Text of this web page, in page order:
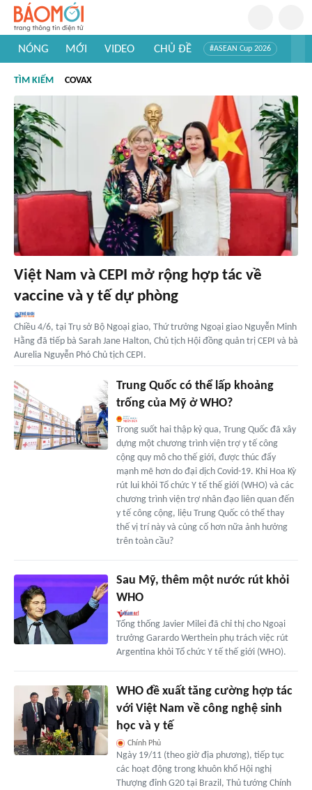
NÓNG MỚI VIDEO CHỦ ĐỀ #ASEAN Cup 2026
#Khám phá thế giới
TÌM KIẾM COVAX
Việt Nam và CEPI mở rộng hợp tác về
vaccine và y tế dự phòng
Chiều 4/6, tại Trụ sở Bộ Ngoại giao, Thứ trưởng Ngoại giao Nguyễn Minh
Hằng đã tiếp bà Sarah Jane Halton, Chủ tịch Hội đồng quản trị CEPI và bà
Aurelia Nguyễn Phó Chủ tịch CEPI.
Trung Quốc có thể lấp khoảng
trống của Mỹ ở WHO?
Trong suốt hai thập kỷ qua, Trung Quốc đã xây
dựng một chương trình viện trợ y tế công
cộng quy mô cho thế giới, được thúc đẩy
mạnh mẽ hơn do đại dịch Covid-19. Khi Hoa Kỳ
rút lui khỏi Tổ chức Y tế thế giới (WHO) và các
chương trình viện trợ nhân đạo liên quan đến
y tế công cộng, liệu Trung Quốc có thể thay
thế vị trí này và củng cố hơn nữa ảnh hưởng
trên toàn cầu?
Sau Mỹ, thêm một nước rút khỏi
WHO
Tổng thống Javier Milei đã chỉ thị cho Ngoại
trưởng Garardo Werthein phụ trách việc rút
Argentina khỏi Tổ chức Y tế thế giới (WHO).
WHO đề xuất tăng cường hợp tác
với Việt Nam về công nghệ sinh
học và y tế
Chính Phủ
Ngày 19/11 (theo giờ địa phương), tiếp tục
các hoạt động trong khuôn khổ Hội nghị
Thượng đỉnh G20 tại Brazil, Thủ tướng Chính